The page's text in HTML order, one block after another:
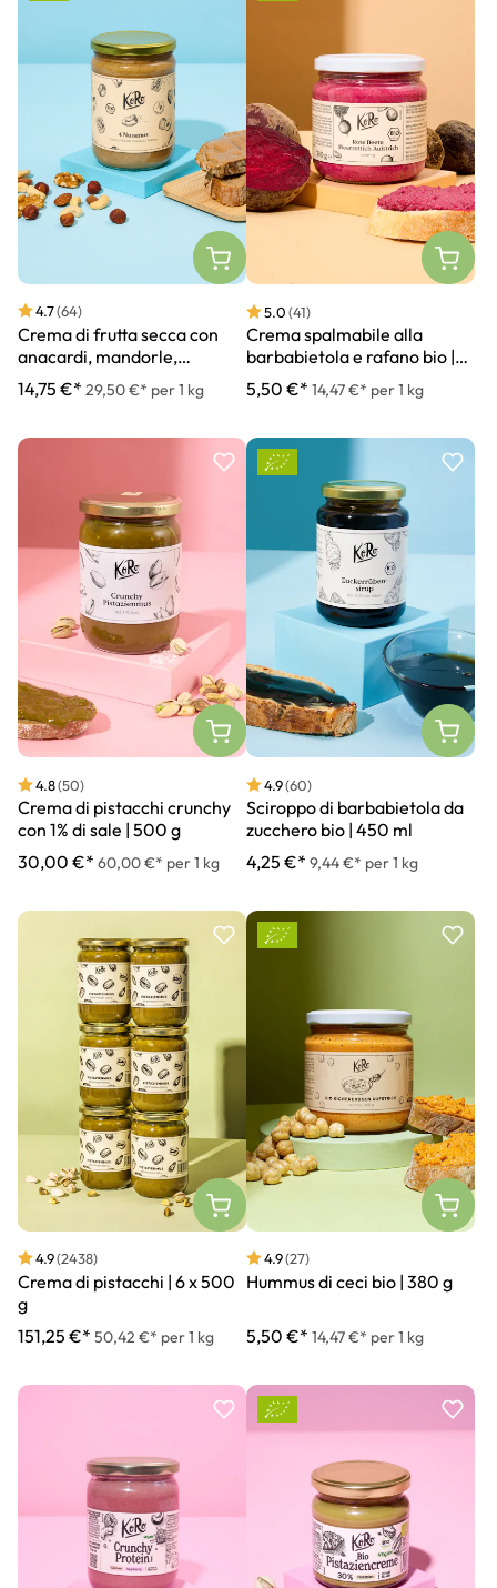
4.7(64)
Crema di frutta secca con
anacardi, mandorle,
nocciole e noci bio | 500 g
14,75 €* 29,50 €* per 1 kg
5.0(41)
Crema spalmabile alla
barbabietola e rafano bio |
380 g
5,50 €* 14,47 €* per 1 kg
4.8(50)
Crema di pistacchi crunchy
con 1% di sale | 500 g
30,00 €* 60,00 €* per 1 kg
4.9(60)
Sciroppo di barbabietola da
zucchero bio | 450 ml
4,25 €* 9,44 €* per 1 kg
4.9(2438)
Crema di pistacchi | 6 x 500
g
151,25 €* 50,42 €* per 1 kg
4.9(27)
Hummus di ceci bio | 380 g
5,50 €* 14,47 €* per 1 kg